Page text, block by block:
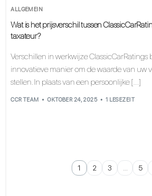
ALLGEMEIN
Wat is het prijsverschil tussen
taxateur?
Verschillen in werkwijze ClassicCarRatings
innovatieve manier om de waarde van uw
stellen. In plaats van een persoonlijke […]
CCR TEAM OKTOBER 24, 2025 1 LESEZEIT
1 2 3 5